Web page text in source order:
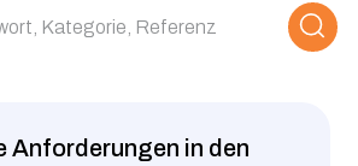
Anforderungen in den